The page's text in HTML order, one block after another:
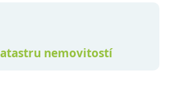
nemovitostí